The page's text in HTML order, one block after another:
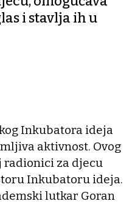
i stavlja ih u
Inkubatora ideja
aktivnost. Ovog
radionici za djecu
Inkubatoru ideja.
lutkar Goran